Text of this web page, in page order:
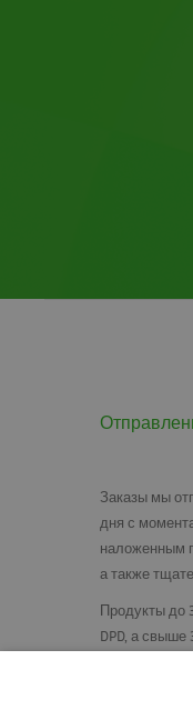
Заказы мы
дня с
наложенным
а также
Продукты до
DPD, а свыше